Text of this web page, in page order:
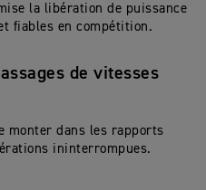
la libération de puissance
fiables en compétition.
de vitesses
monter dans les rapports
ininterrompues.